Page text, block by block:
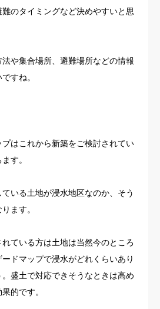
のタイミングなど決めやすいと思
や集合場所、避難場所などの情報
すね。
プはこれから新築をご検討されてい
す。
いる土地が浸水地区なのか、そう
ます。
ている方は土地は当然今のところ
ドマップで浸水がどれくらいあり
盛土で対応できそうなときは高め
的です。